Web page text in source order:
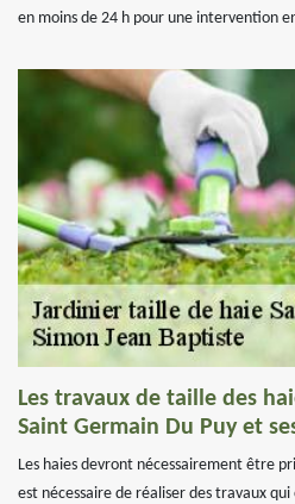
en moins de 24 h pour une intervention
Les travaux de taille des
Saint Germain Du Puy et
Les haies devront nécessairement être
est nécessaire de réaliser des travaux